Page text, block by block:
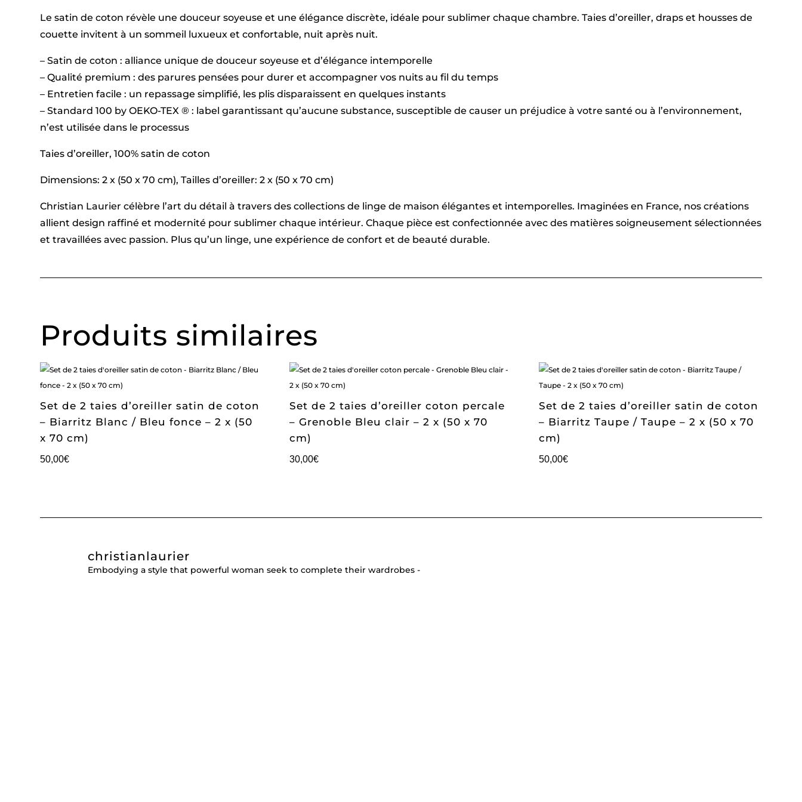
-
x
70
Le satin de coton révèle une douceur soyeuse et une élégance discrète, idéale pour sublimer chaque chambre. Taies d’oreiller, draps et housses de
couette invitent à un sommeil luxueux et confortable, nuit après nuit.
– Satin de coton : alliance unique de douceur soyeuse et d’élégance intemporelle
– Qualité premium : des parures pensées pour durer et accompagner vos nuits au fil du temps
– Entretien facile : un repassage simplifié, les plis disparaissent en quelques instants
– Standard 100 by OEKO-TEX ® : label garantissant qu’aucune substance, susceptible de causer un préjudice à votre santé ou à l’environnement,
n’est utilisée dans le processus
Taies d’oreiller, 100% satin de coton
Dimensions: 2 x (50 x 70 cm), Tailles d’oreiller: 2 x (50 x 70 cm)
Christian Laurier célèbre l’art du détail à travers des collections de linge de maison élégantes et intemporelles. Imaginées en France, nos créations
allient design raffiné et modernité pour sublimer chaque intérieur. Chaque pièce est confectionnée avec des matières soigneusement sélectionnées
et travaillées avec passion. Plus qu’un linge, une expérience de confort et de beauté durable.
Produits similaires
Set de 2 taies d’oreiller satin de coton
– Biarritz Blanc / Bleu fonce – 2 x (50
x 70 cm)
50,00€
Set de 2 taies d’oreiller coton percale
– Grenoble Bleu clair – 2 x (50 x 70
cm)
30,00€
Set de 2 taies d’oreiller satin de coton
– Biarritz Taupe / Taupe – 2 x (50 x 70
cm)
50,00€
christianlaurier
Embodying a style that powerful woman seek to complete their wardrobes -